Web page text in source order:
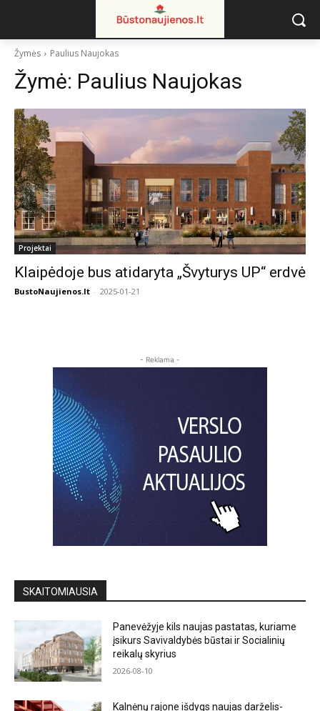
Žymės Paulius Naujokas
Žymė: Paulius Naujokas
Projektai
Klaipėdoje bus atidaryta „Švyturys UP“ erdvė
BustoNaujienos.lt - 2025-01-21
- Reklama -
SKAITOMIAUSIA
Panevėžyje kils naujas pastatas, kuriame
įsikurs Savivaldybės būstai ir Socialinių
reikalų skyrius
2026-08-10
Kalnėnų rajone išdygs naujas darželis-